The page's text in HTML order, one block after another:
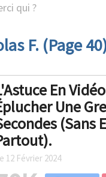
qui ?
F. (Page
En
Une
(Sans
12 Février 2024